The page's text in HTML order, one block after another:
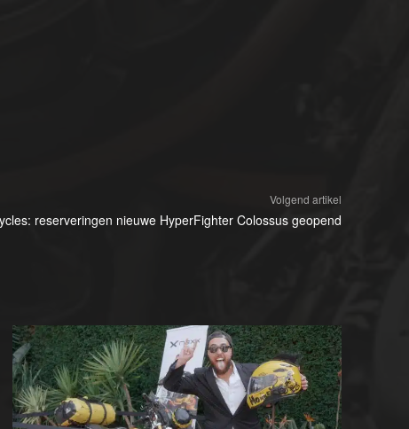
Volgend artikel
reserveringen nieuwe HyperFighter Colossus geopend